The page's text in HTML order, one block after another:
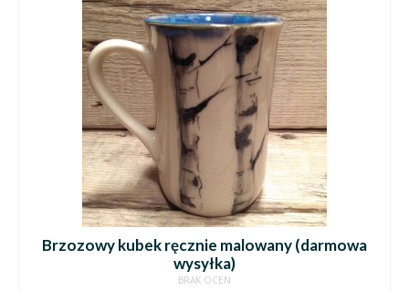
Brzozowy kubek ręcznie malowany (darmowa
wysyłka)
BRAK OCEN